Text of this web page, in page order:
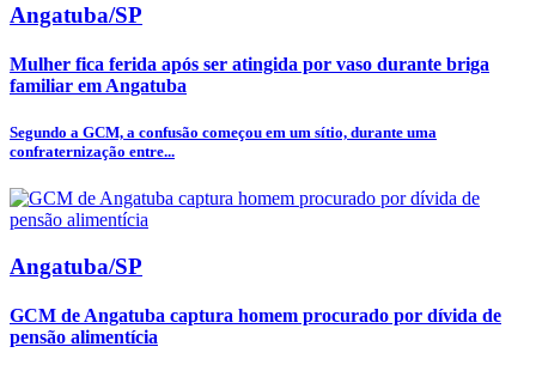
Angatuba/SP
Mulher fica ferida após ser atingida por vaso durante briga
familiar em Angatuba
Segundo a GCM, a confusão começou em um sítio, durante uma
confraternização entre...
Angatuba/SP
GCM de Angatuba captura homem procurado por dívida de
pensão alimentícia